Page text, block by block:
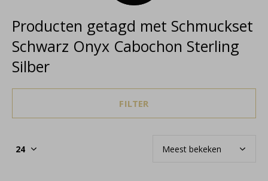
Producten getagd met Schmuckset
Schwarz Onyx Cabochon Sterling
Silber
FILTER